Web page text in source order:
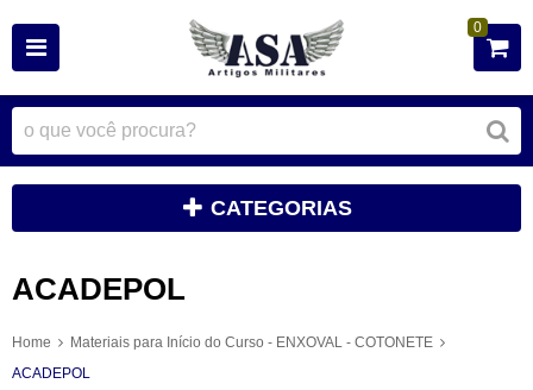
0
CATEGORIAS
ACADEPOL
Home
Materiais para Início do Curso - ENXOVAL - COTONETE
ACADEPOL